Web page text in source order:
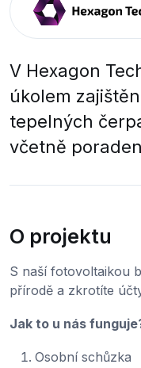
V Hexagon
úkolem
tepelných
včetně
O projektu
S naší fotovoltaikou
přírodě a zkrotíte
Jak to u nás
Osobní schůzka